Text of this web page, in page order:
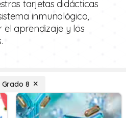
tarjetas didácticas
inmunológico,
aprendizaje y los
Grado 8